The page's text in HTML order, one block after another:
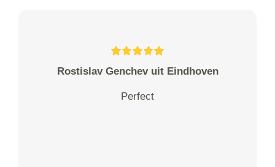
Rostislav Genchev uit Eindhoven
Perfect